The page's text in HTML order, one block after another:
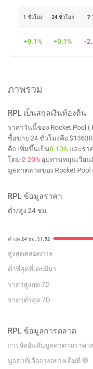
1 ชั่วโมง 24 ชั่วโมง 7
+0.1% +0.1% -
ภาพรวม
RPL เป็นสกุลเงินท้องถิ่น
ราคาวันนี้ของ Rocket Pool
ซื้อขาย 24 ชั่วโมงคือ
คือ เพิ่มขึ้นเป็น0.10% และรา
โดย-2.20% อุปทานหมุนเวียน
มูลค่าตลาดของ Rocket Pool
RPL ข้อมูลราคา
ต่ำ/สูง 24 ชม.
สูงสุดตลอดกาล
ต่ำที่สุดที่เคยมีมา
ราคาสูงสุด 7D
ราคาต่ำสุด 7D
RPL ข้อมูลการตลาด
การจัดอันดับมูลค่าตามราคา
มูลค่าที่เจือจางอย่างเต็มที่